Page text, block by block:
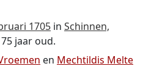
1705 in Schinnen,
jaar oud.
en Mechtildis Melte